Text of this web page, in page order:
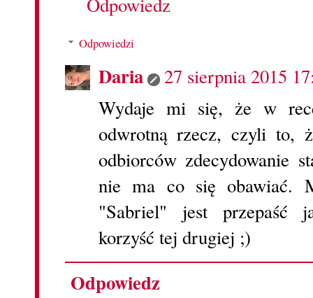
Odpowiedzi
Daria
27 sierpnia 2015
Wydaje mi się, że w
odwrotną rzecz, czyli to,
odbiorców zdecydowanie
nie ma co się obawiać.
"Sabriel" jest przepaść
korzyść tej drugiej ;)
Odpowiedz